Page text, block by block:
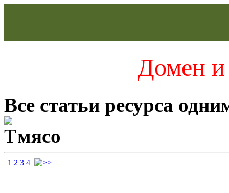
Домен и
Все статьи ресурса
мясо
1 2 3 4